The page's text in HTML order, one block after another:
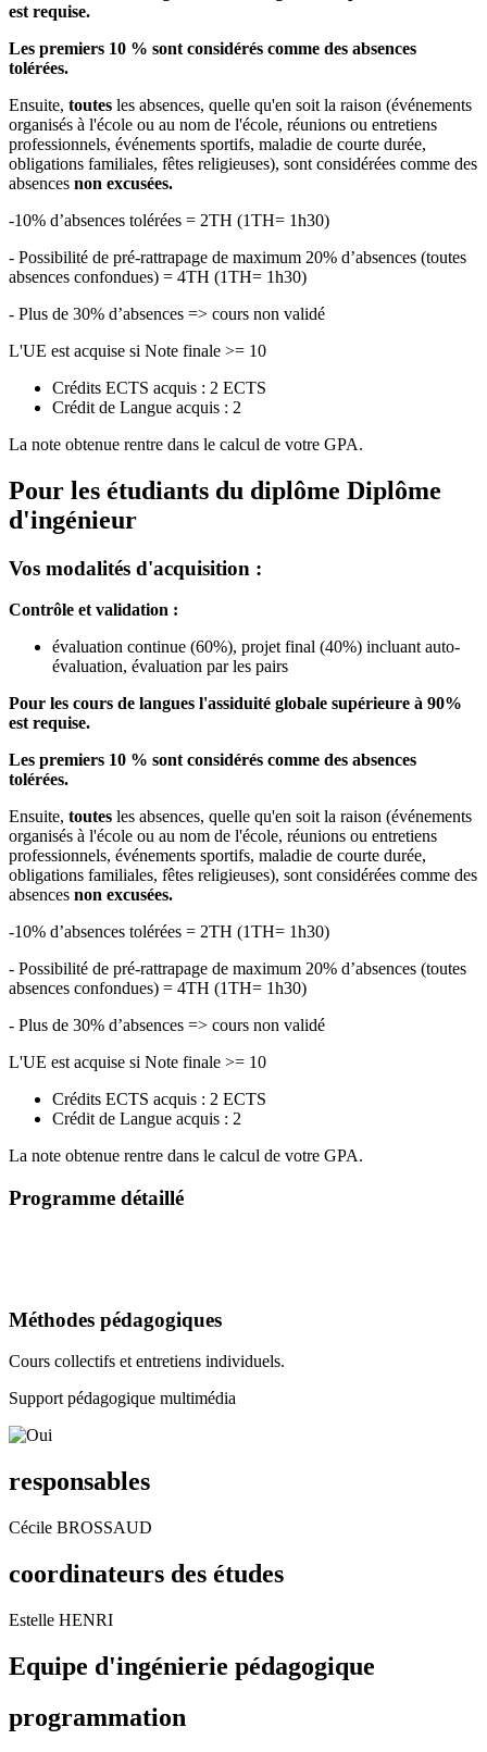
est requise.
Les premiers 10 % sont considérés comme des absences
tolérées.
Ensuite, toutes les absences, quelle qu'en soit la raison (événements
organisés à l'école ou au nom de l'école, réunions ou entretiens
professionnels, événements sportifs, maladie de courte durée,
obligations familiales, fêtes religieuses), sont considérées comme des
absences non excusées.
-10% d’absences tolérées = 2TH (1TH= 1h30)
- Possibilité de pré-rattrapage de maximum 20% d’absences (toutes
absences confondues) = 4TH (1TH= 1h30)
- Plus de 30% d’absences => cours non validé
L'UE est acquise si Note finale >= 10
Crédits ECTS acquis : 2 ECTS
Crédit de Langue acquis : 2
La note obtenue rentre dans le calcul de votre GPA.
Pour les étudiants du diplôme Diplôme
d'ingénieur
Vos modalités d'acquisition :
Contrôle et validation :
évaluation continue (60%), projet final (40%) incluant auto-
évaluation, évaluation par les pairs
Pour les cours de langues l'assiduité globale supérieure à 90%
est requise.
Les premiers 10 % sont considérés comme des absences
tolérées.
Ensuite, toutes les absences, quelle qu'en soit la raison (événements
organisés à l'école ou au nom de l'école, réunions ou entretiens
professionnels, événements sportifs, maladie de courte durée,
obligations familiales, fêtes religieuses), sont considérées comme des
absences non excusées.
-10% d’absences tolérées = 2TH (1TH= 1h30)
- Possibilité de pré-rattrapage de maximum 20% d’absences (toutes
absences confondues) = 4TH (1TH= 1h30)
- Plus de 30% d’absences => cours non validé
L'UE est acquise si Note finale >= 10
Crédits ECTS acquis : 2 ECTS
Crédit de Langue acquis : 2
La note obtenue rentre dans le calcul de votre GPA.
Programme détaillé
Méthodes pédagogiques
Cours collectifs et entretiens individuels.
Support pédagogique multimédia
responsables
Cécile BROSSAUD
coordinateurs des études
Estelle HENRI
Equipe d'ingénierie pédagogique
programmation